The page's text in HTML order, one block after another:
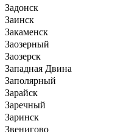
Задонск
Заинск
Закаменск
Заозерный
Заозерск
Западная Двина
Заполярный
Зарайск
Заречный
Заринск
Звенигово